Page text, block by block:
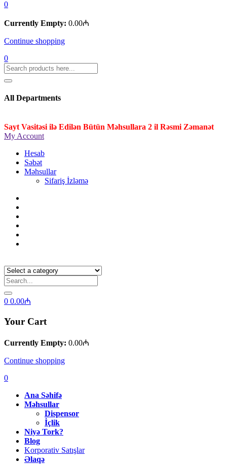
0
Currently Empty: 0.00₼
Continue shopping
0
All Departments
Sayt Vasitəsi ilə Edilən Bütün Məhsullara 2 il Rəsmi Zəmanət
My Account
Hesab
Səbət
Məhsullar
Sifariş İzləmə
0 0.00₼
Your Cart
Currently Empty: 0.00₼
Continue shopping
0
Ana Səhifə
Məhsullar
Dispensor
İçlik
Niyə Tork?
Blog
Korporativ Satışlar
Əlaqə